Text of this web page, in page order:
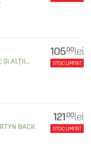
ȘI ALȚII...
105.00 lei
STOC LIMITAT
BACK
121.00 lei
STOC LIMITAT